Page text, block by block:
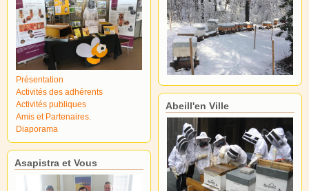
Présentation
Activités des adhérents
Activités publiques
Amis et Partenaires.
Diaporama
Asapistra et Vous
Abeill'en Ville